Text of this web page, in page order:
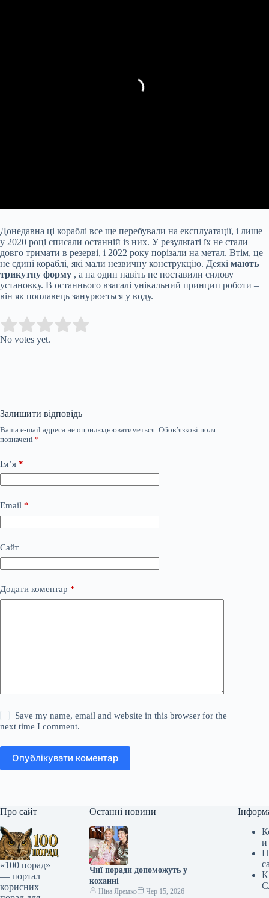
Донедавна ці кораблі все ще перебували на експлуатації, і лише
у 2020 році списали останній із них. У результаті їх не стали
довго тримати в резерві, і 2022 року порізали на метал. Втім, це
не єдині кораблі, які мали незвичну конструкцію. Деякі мають
трикутну форму , а на один навіть не поставили силову
установку. В останнього взагалі унікальний принцип роботи –
він як поплавець занурюється у воду.
Rate this item:
No votes yet.
Залишити відповідь
Ваша e-mail адреса не оприлюднюватиметься. Обов’язкові поля
позначені *
Ім’я *
Email *
Сайт
Додати коментар *
Save my name, email and website in this browser for the
next time I comment.
Опублікувати коментар
Про сайт
«100 порад»
— портал
корисних
Останні новини
Чиї поради допоможуть у
коханні
Ніна Яремко Чер 15, 2026
и